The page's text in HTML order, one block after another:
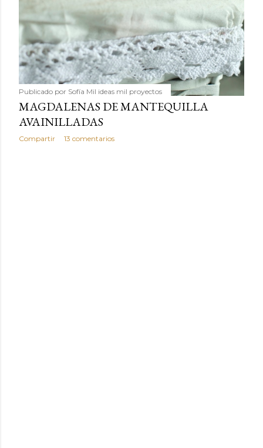
Publicado por Sofía Mil ideas mil proyectos
MAGDALENAS DE MANTEQUILLA
AVAINILLADAS
Compartir 13 comentarios